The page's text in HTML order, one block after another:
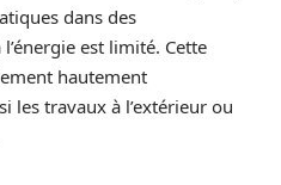
dans des
est limité. Cette
hautement
les travaux à l’extérieur ou